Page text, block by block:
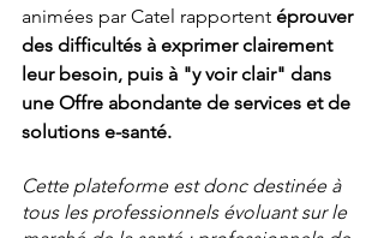
animées par Catel rapportent éprouver
des difficultés à exprimer clairement
leur besoin, puis à "y voir clair" dans
une Offre abondante de services et de
solutions e-santé.
Cette plateforme est donc destinée à
tous les professionnels évoluant sur le